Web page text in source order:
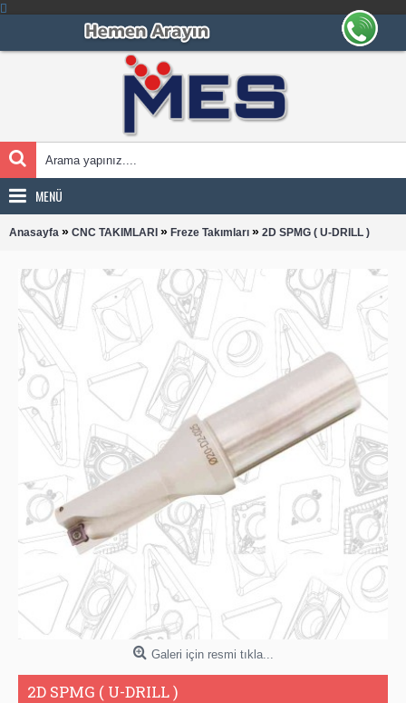
MENÜ
Anasayfa » CNC TAKIMLARI » Freze Takımları » 2D SPMG ( U-DRILL )
Galeri için resmi tıkla...
2D SPMG ( U-DRILL )